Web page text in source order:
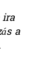
ira
a